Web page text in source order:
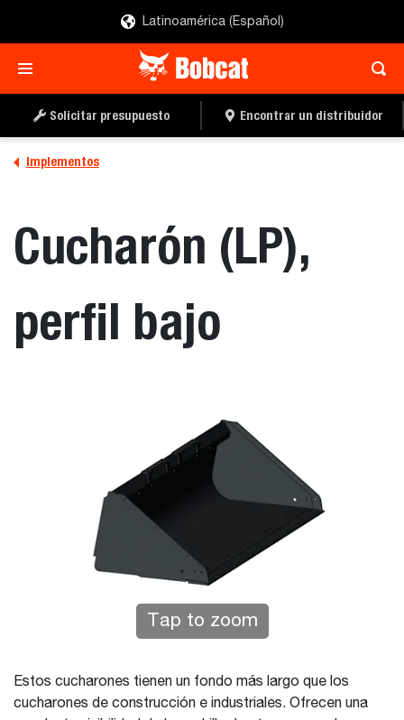
Latinoamérica (Español)
Solicitar presupuesto Encontrar un distribuidor
Implementos
Cucharón (LP),
perfil bajo
Tap to zoom
Estos cucharones tienen un fondo más largo que los
cucharones de construcción e industriales. Ofrecen una
LOCALIZAR UN